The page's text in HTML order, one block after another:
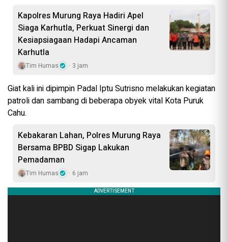
Kapolres Murung Raya Hadiri Apel
Siaga Karhutla, Perkuat Sinergi dan
Kesiapsiagaan Hadapi Ancaman
Karhutla
Tim Humas 3 jam
Giat kali ini dipimpin Padal Iptu Sutrisno melakukan kegiatan
patroli dan sambang di beberapa obyek vital Kota Puruk
Cahu.
Kebakaran Lahan, Polres Murung Raya
Bersama BPBD Sigap Lakukan
Pemadaman
Tim Humas 6 jam